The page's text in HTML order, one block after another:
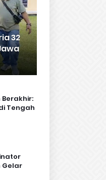
32
Berakhir:
Tengah
Gelar